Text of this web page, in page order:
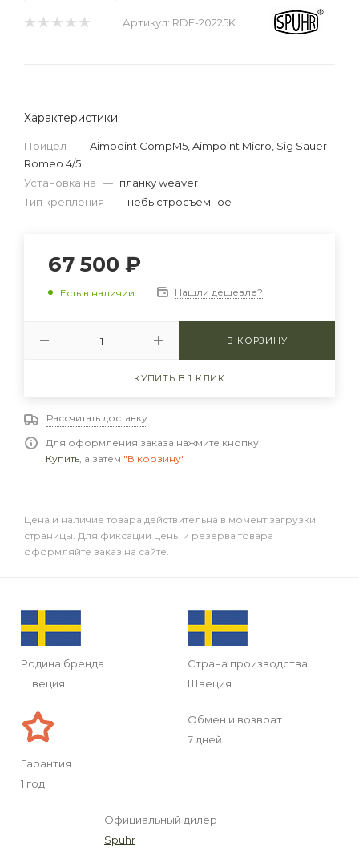
Артикул: RDF-20225K
Характеристики
Прицел — Aimpoint CompM5, Aimpoint Micro, Sig Sauer
Romeo 4/5
Установка на — планку weaver
Тип крепления — небыстросъемное
67 500 ₽
Есть в наличии Нашли дешевле?
В КОРЗИНУ
КУПИТЬ В 1 КЛИК
Рассчитать доставку
Для оформления заказа нажмите кнопку
Купить, а затем "В корзину"
Цена и наличие товара действительна в момент загрузки
страницы. Для фиксации цены и резерва товара
оформляйте заказ на сайте.
Родина бренда
Швеция
Страна производства
Швеция
Гарантия
1 год
Обмен и возврат
7 дней
Официальный дилер
Spuhr